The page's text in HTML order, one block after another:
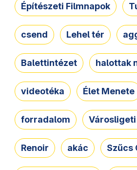
Építészeti Filmnapok
csend Lehel tér
Balettintézet halottak
videotéka Élet Menete
forradalom
Renoir akác Szűcs